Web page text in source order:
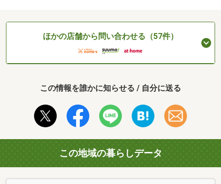
ほかの店舗から問い合わせる（57件）
この情報を誰かに知らせる / 自分に送る
この地域の暮らしデータ